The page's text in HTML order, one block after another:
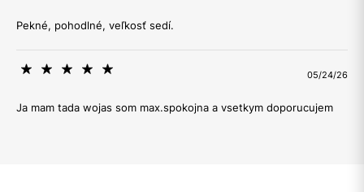
Pekné, pohodlné, veľkosť sedí.
05/24/26
Ja mam tada wojas som max.spokojna a vsetkym doporucujem